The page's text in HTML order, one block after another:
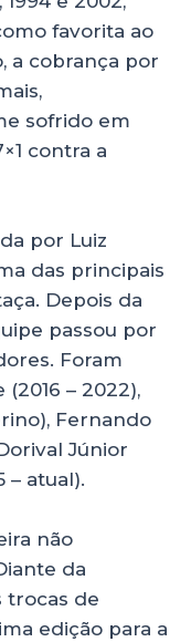
favorita ao
a cobrança por
sofrido em
contra a
por Luiz
das principais
Depois da
passou por
Foram
(2016 – 2022),
Fernando
Júnior
– atual).
não
da
trocas de
edição para a